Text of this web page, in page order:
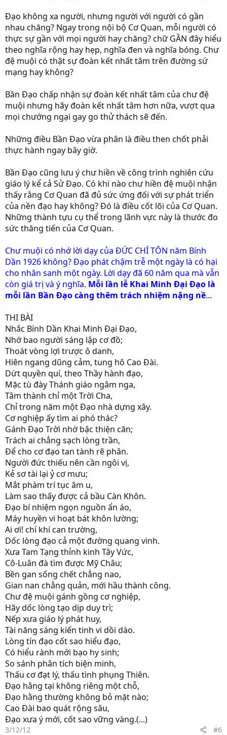
Đạo không xa người, nhưng người với người có gần
nhau chăng? Ngay trong nội bộ Cơ Quan, mỗi người có
thực sự gần với mọi người hay chăng? chữ GẦN đây hiểu
theo nghĩa rộng hay hẹp, nghĩa đen và nghĩa bóng. Chư
đệ muội có thật sự đoàn kết nhất tâm trên đường sứ
mạng hay không?
Bần Đạo chấp nhận sự đoàn kết nhất tâm của chư đệ
muội nhưng hãy đoàn kết nhất tâm hơn nữa, vượt qua
mọi chướng ngại gay go thử thách sẽ đến.
Những điều Bần Đạo vừa phân là điều then chốt phải
thực hành ngay bây giờ.
Bần Đạo cũng lưu ý chư hiền về công trình nghiên cứu
giáo lý kể cả Sử Đạo. Có khi nào chư hiền đệ muội nhận
thấy rằng Cơ Quan đã đủ sức ứng đối với sự phát triển
của nền đạo hay không? Đó là điều cốt lõi của Cơ Quan.
Những thành tựu cụ thể trong lãnh vực này là thước đo
sức thăng tiến của Cơ Quan.
Chư muội có nhớ lời dạy của ĐỨC CHÍ TÔN năm Bính
Dần 1926 không? Đạo phát chậm trễ một ngày là có hại
cho nhân sanh một ngày. Lời dạy đã 60 năm qua mà vẫn
còn giá trị và ý nghĩa. Mỗi lần lễ Khai Minh Đại Đạo là
mỗi lần Bần Đạo càng thêm trách nhiệm nặng nề...
THI BÀI
Nhắc Bính Dần Khai Minh Đại Đạo,
Nhớ bao người sáng lập cơ đồ;
Thoát vòng lợi trược ô danh,
Hiên ngang dũng cảm, tung hô Cao Đài.
Dứt quyền quí, theo Thầy hành đạo,
Mặc tù đày Thánh giáo ngâm nga,
Tâm thành chỉ một Trời Cha,
Chỉ trong năm một Đạo nhà dựng xây.
Cơ nghiệp ấy tìm ai phó thác?
Gánh Đạo Trời nhờ bậc thiện căn;
Trách ai chẳng sạch lòng trần,
Để cho cơ đạo tan tành rẽ phân.
Người đức thiếu nên cần ngôi vị,
Kẻ sơ tài lại ỷ cơ mưu;
Mắt phàm trí tục âm u,
Làm sao thấy được cả bầu Càn Khôn.
Đạo bí nhiệm ngọn nguồn ẩn áo,
Máy huyền vi hoạt bát khôn lường;
Ai ơi! chí khí can trường,
Dốc lòng đạo cả một đường quang vinh.
Xưa Tam Tạng thỉnh kinh Tây Vức,
Cô-Luân đà tìm được Mỹ Châu;
Bền gan sống chết chẳng nao,
Gian nan chẳng quản, mới hầu thành công.
Chư đệ muội gánh gồng cơ nghiệp,
Hãy dốc lòng tạo dịp duy trì;
Nếp xưa giáo lý phát huy,
Tài năng sáng kiến tinh vi dồi dào.
Lòng tín đạo cốt sao hiểu đạo,
Có hiểu rành mới bạo hy sinh;
So sánh phân tích biện minh,
Thấu cơ đạt lý, thấu tình phụng Thiên.
Đạo hằng tại không riêng một chỗ,
Đạo hằng thường không bỏ mặt nào;
Cao Đài bao quát rộng sâu,
Đạo xưa ý mới, cốt sao vững vàng.(...)
3/12/12 #6